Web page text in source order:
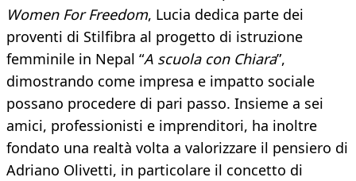
Women For Freedom, Lucia dedica parte dei
proventi di Stilfibra al progetto di istruzione
femminile in Nepal “A scuola con Chiara”,
dimostrando come impresa e impatto sociale
possano procedere di pari passo. Insieme a sei
amici, professionisti e imprenditori, ha inoltre
fondato una realtà volta a valorizzare il pensiero di
Adriano Olivetti, in particolare il concetto di